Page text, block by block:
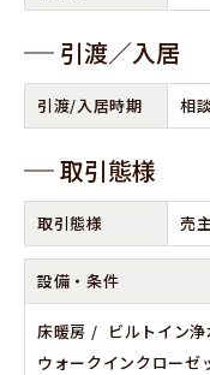
引渡∕⼊居
引渡/⼊居時期 相談
取引態様
取引態様 売主
設備‧条件
床暖房 ビルトイン浄
ウォークインクローゼ